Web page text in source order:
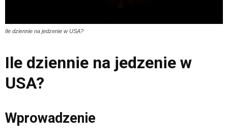
Ile dziennie na jedzenie w USA?
Ile dziennie na jedzenie w
USA?
Wprowadzenie